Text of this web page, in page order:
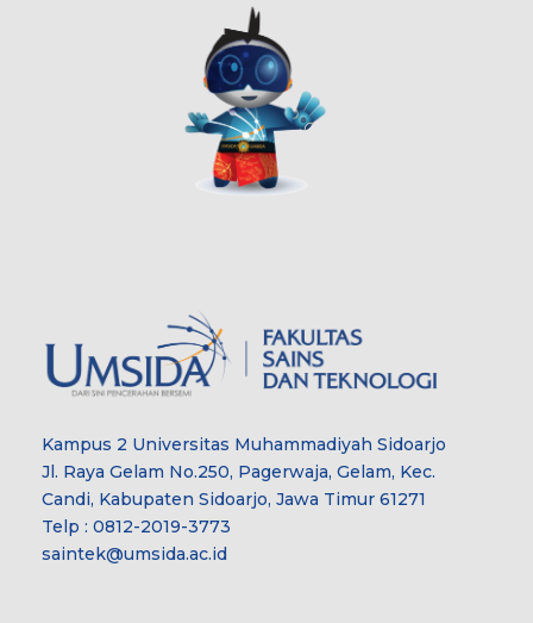
Kampus 2 Universitas Muhammadiyah Sidoarjo
Jl. Raya Gelam No.250, Pagerwaja, Gelam, Kec.
Candi, Kabupaten Sidoarjo, Jawa Timur 61271
Telp : 0812-2019-3773
saintek@umsida.ac.id